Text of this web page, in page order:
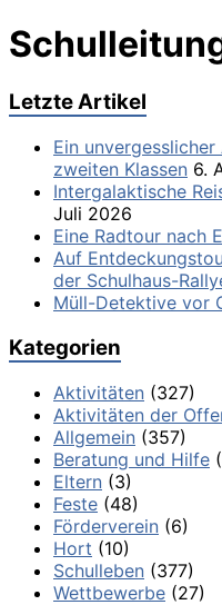
Letzte Artikel
Ein
zweiten Klassen 6.
Intergalaktische
Juli 2026
Eine Radtour nach
Auf
der Schulhaus-
Müll-Detektive vor
Kategorien
Aktivitäten (327)
Aktivitäten der
Allgemein (357)
Beratung und Hilfe
Eltern (3)
Feste (48)
Förderverein (6)
Hort (10)
Schulleben (377)
Wettbewerbe (27)